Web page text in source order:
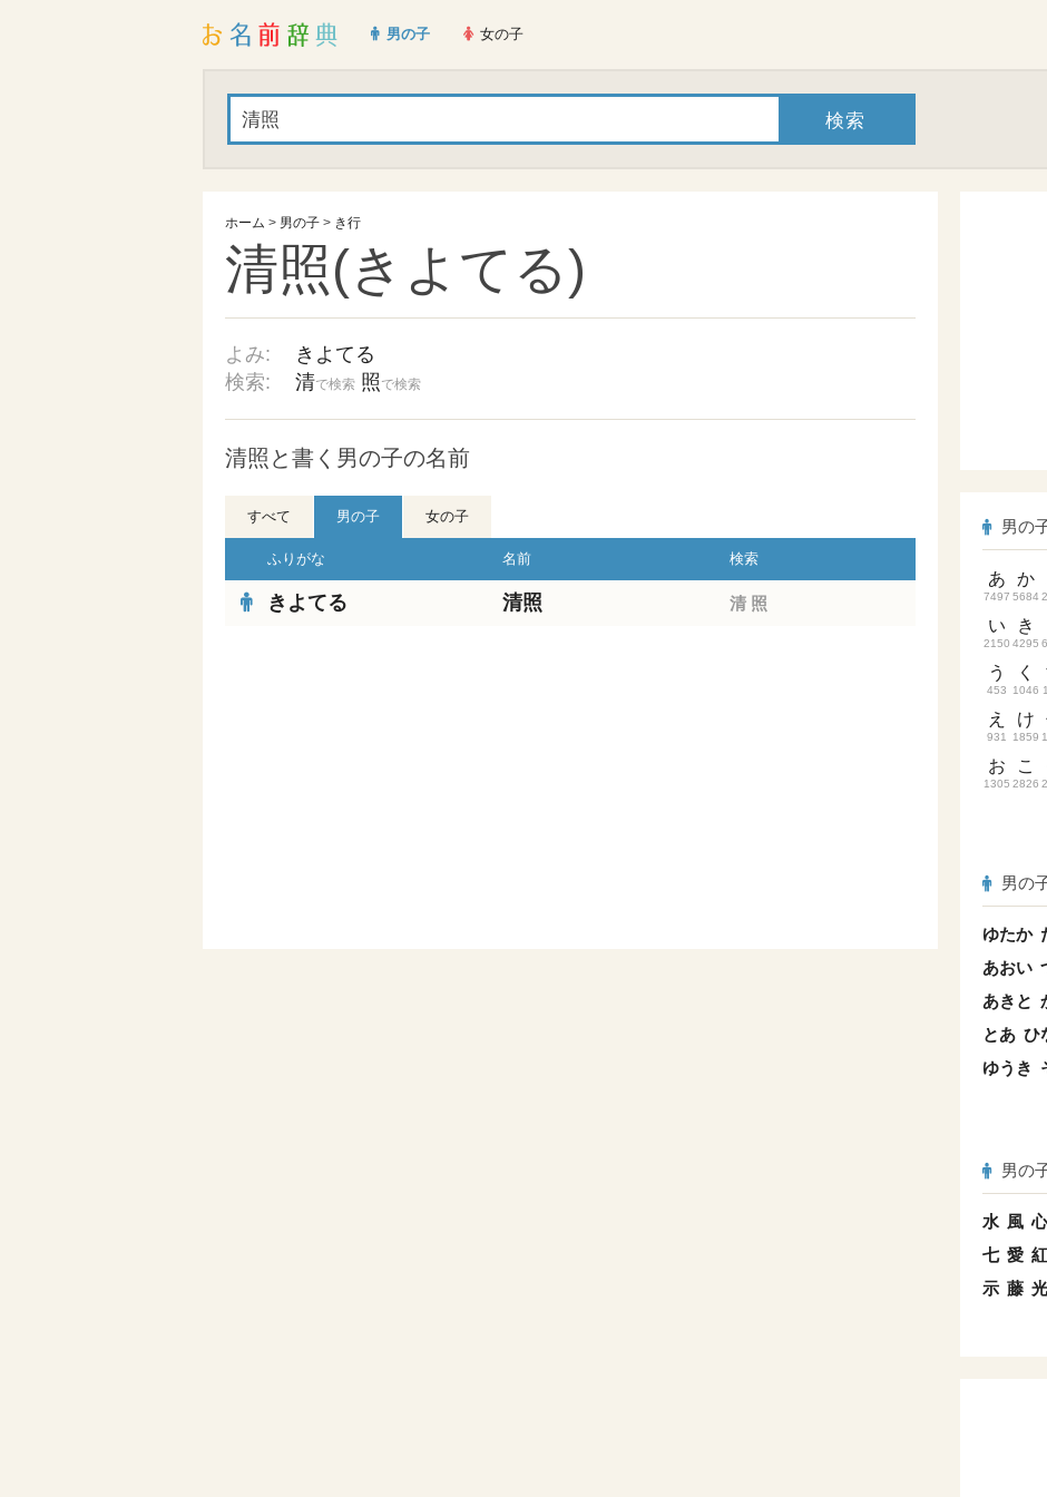
男の子 女の子
ホーム > 男の子 > き行
清照(きよてる)
よみ:
きよてる
検索:
清で検索 照 で検索
清照と書く男の子の名前
すべて 男の子 女の子
ふりがな 名前 検索
きよてる 清照 清 照
男の
あ
7497
い
2150
う
453
え
931
お
1305
か
5684
き
4295
く
1046
け
1859
こ
2826
男の
ゆたか
あおい
あきと
とあ ひ
ゆうき
男の
水 風 心
七 愛 紅
示 藤 光